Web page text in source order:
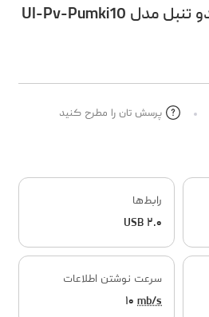
فلش مموری طرح کدو تنبل مدل Ul-Pv-Pumki10
پرسش تان را مطرح کنید
رابط‌ها
USB ۲.۰
سرعت نوشتن اطلاعات
۱۰ mb/s